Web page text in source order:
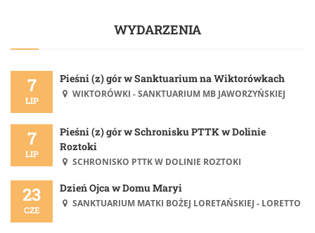
WYDARZENIA
7
LIP
Pieśni (z) gór w Sanktuarium na Wiktorówkach
WIKTORÓWKI - SANKTUARIUM MB JAWORZYŃSKIEJ
7
LIP
Pieśni (z) gór w Schronisku PTTK w Dolinie
Roztoki
SCHRONISKO PTTK W DOLINIE ROZTOKI
23
CZE
Dzień Ojca w Domu Maryi
SANKTUARIUM MATKI BOŻEJ LORETAŃSKIEJ - LORETTO